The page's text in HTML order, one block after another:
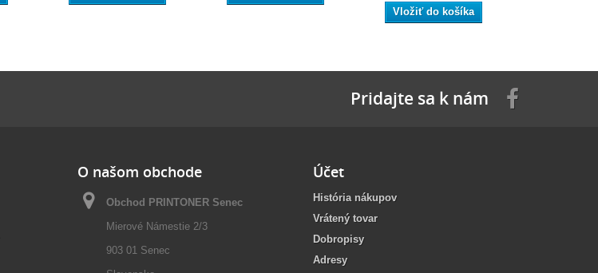
Vložiť do košíka
Pridajte sa k nám
O našom obchode
Obchod PRINTONER Senec
Mierové Námestie 2/3
903 01 Senec
Účet
História nákupov
Vrátený tovar
Dobropisy
Adresy